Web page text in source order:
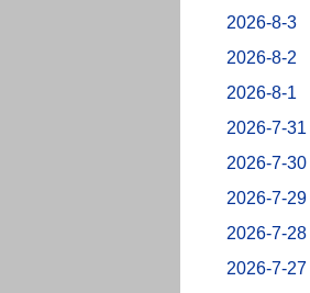
2026-8-3
2026-8-2
2026-8-1
2026-7-31
2026-7-30
2026-7-29
2026-7-28
2026-7-27